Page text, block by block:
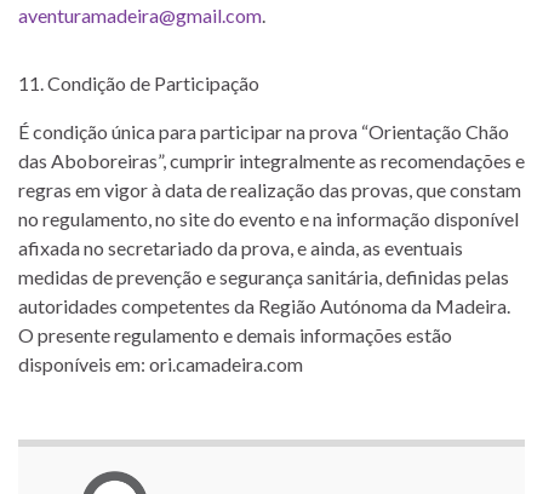
aventuramadeira@gmail.com.
Condição de Participação
É condição única para participar na prova “Orientação Chão
das Aboboreiras”, cumprir integralmente as recomendações e
regras em vigor à data de realização das provas, que constam
no regulamento, no site do evento e na informação disponível
afixada no secretariado da prova, e ainda, as eventuais
medidas de prevenção e segurança sanitária, definidas pelas
autoridades competentes da Região Autónoma da Madeira.
O presente regulamento e demais informações estão
disponíveis em: ori.camadeira.com